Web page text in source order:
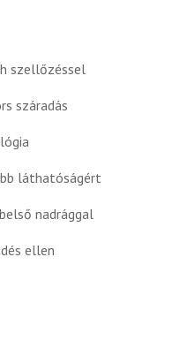
szellőzéssel
száradás
láthatóságért
nadrággal
ellen